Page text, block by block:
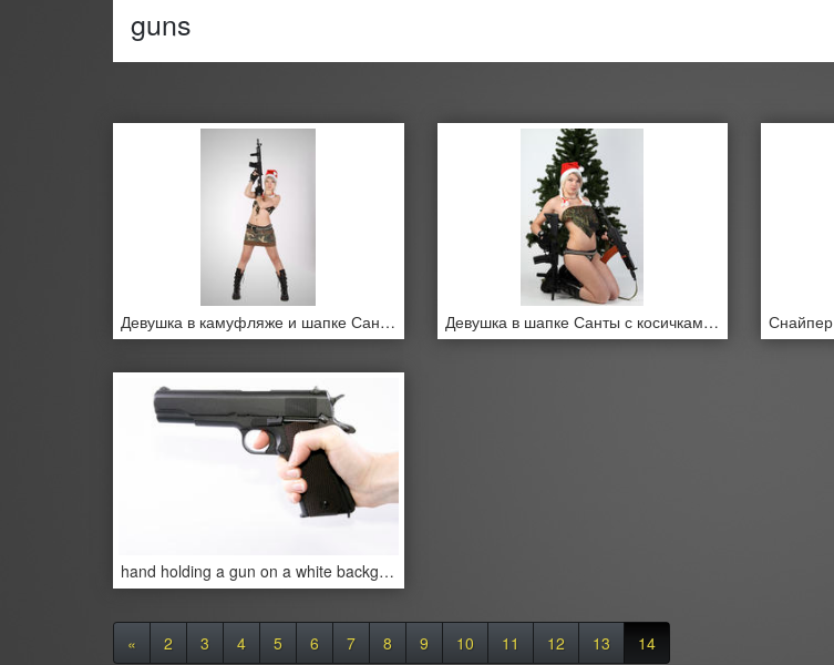
Девушка в камуфляже и шапке Санта Клауса с автоматом. Девушка в шапке Санты с косичками и двумя автоматами в руках возле ёлки Снайпер
hand holding a gun on a white background isolated
« 2 3 4 5 6 7 8 9 10 11 12 13 14